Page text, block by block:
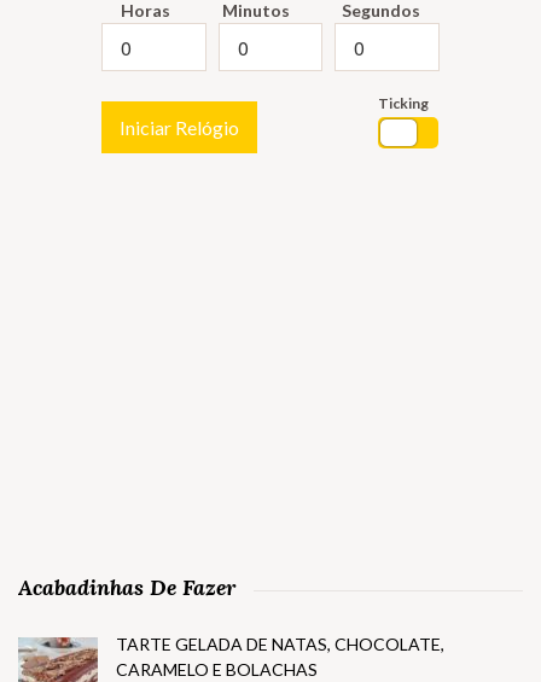
Horas Minutos Segundos
Iniciar Relógio
Ticking
Acabadinhas De Fazer
TARTE GELADA DE NATAS, CHOCOLATE,
CARAMELO E BOLACHAS